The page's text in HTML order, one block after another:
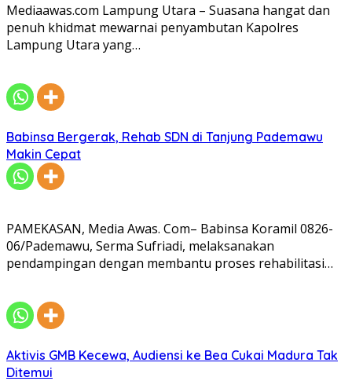
Mediaawas.com Lampung Utara – Suasana hangat dan
penuh khidmat mewarnai penyambutan Kapolres
Lampung Utara yang…
Babinsa Bergerak, Rehab SDN di Tanjung Pademawu
Makin Cepat
PAMEKASAN, Media Awas. Com– Babinsa Koramil 0826-
06/Pademawu, Serma Sufriadi, melaksanakan
pendampingan dengan membantu proses rehabilitasi…
Aktivis GMB Kecewa, Audiensi ke Bea Cukai Madura Tak
Ditemui